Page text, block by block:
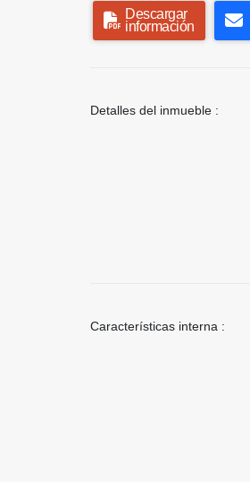
Descargar
información
Detalles del inmueble :
Características interna :